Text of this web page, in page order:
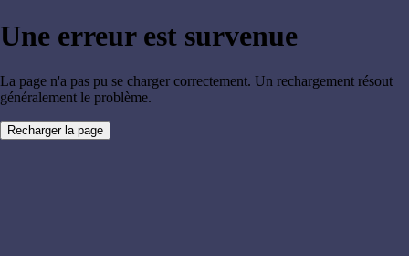
Une erreur est survenue
La page n'a pas pu se charger correctement. Un rechargement résout
généralement le problème.
Recharger la page